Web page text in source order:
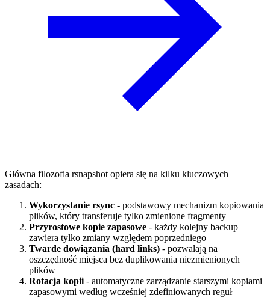
Główna filozofia rsnapshot opiera się na kilku kluczowych
zasadach:
Wykorzystanie rsync - podstawowy mechanizm kopiowania
plików, który transferuje tylko zmienione fragmenty
Przyrostowe kopie zapasowe - każdy kolejny backup
zawiera tylko zmiany względem poprzedniego
Twarde dowiązania (hard links) - pozwalają na
oszczędność miejsca bez duplikowania niezmienionych
plików
Rotacja kopii - automatyczne zarządzanie starszymi kopiami
zapasowymi według wcześniej zdefiniowanych reguł